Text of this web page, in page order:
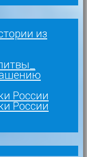
из
России
России